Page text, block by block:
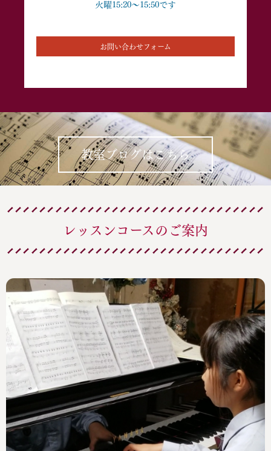
火曜15:20〜15:50です
お問い合わせフォーム
教室ブログはこちら
レッスンコースのご案内